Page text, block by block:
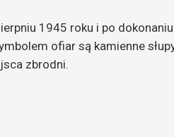
1945 roku i po
ofiar są kamienne
zbrodni.